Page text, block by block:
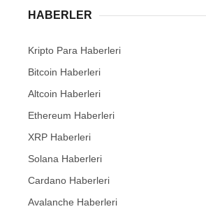
HABERLER
Kripto Para Haberleri
Bitcoin Haberleri
Altcoin Haberleri
Ethereum Haberleri
XRP Haberleri
Solana Haberleri
Cardano Haberleri
Avalanche Haberleri